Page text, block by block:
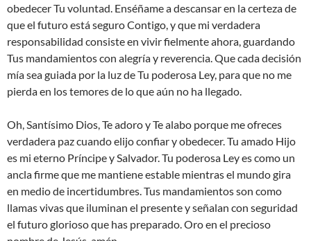
obedecer Tu voluntad. Enséñame a descansar en la certeza de
que el futuro está seguro Contigo, y que mi verdadera
responsabilidad consiste en vivir fielmente ahora, guardando
Tus mandamientos con alegría y reverencia. Que cada decisión
mía sea guiada por la luz de Tu poderosa Ley, para que no me
pierda en los temores de lo que aún no ha llegado.
Oh, Santísimo Dios, Te adoro y Te alabo porque me ofreces
verdadera paz cuando elijo confiar y obedecer. Tu amado Hijo
es mi eterno Príncipe y Salvador. Tu poderosa Ley es como un
ancla firme que me mantiene estable mientras el mundo gira
en medio de incertidumbres. Tus mandamientos son como
llamas vivas que iluminan el presente y señalan con seguridad
el futuro glorioso que has preparado. Oro en el precioso